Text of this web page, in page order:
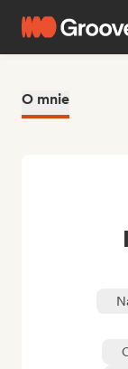
O mnie